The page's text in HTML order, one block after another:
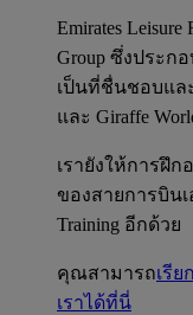
Emirates
Group ซึ่งประก
เป็นที่ชื่นชอบและ
และ Giraffe
เรายังให้การฝึ
ของสายการบินเ
Training อีกด้วย
คุณสามารถเรี
เราได้ที่นี่